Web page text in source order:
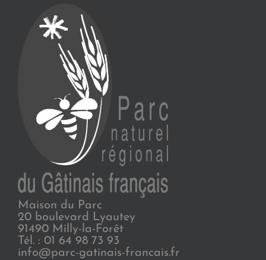
Maison du Parc
20 boulevard Lyautey
91490 Milly-la-Forêt
Tél. : 01 64 98 73 93
info@parc-gatinais-francais.fr